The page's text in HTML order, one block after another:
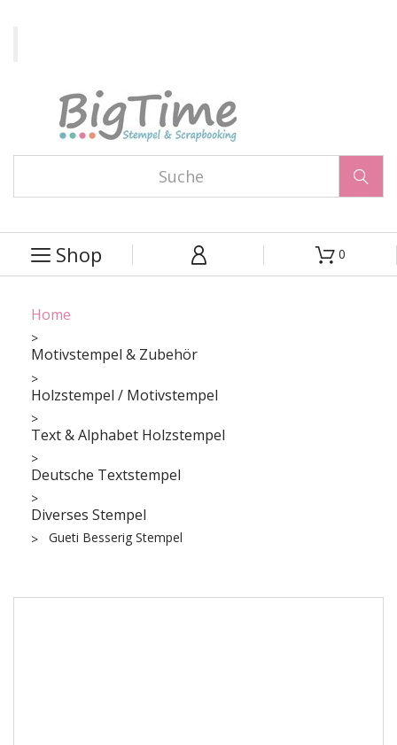

 Shop   0
Home
Motivstempel & Zubehör
Holzstempel / Motivstempel
Text & Alphabet Holzstempel
Deutsche Textstempel
Diverses Stempel
Gueti Besserig Stempel